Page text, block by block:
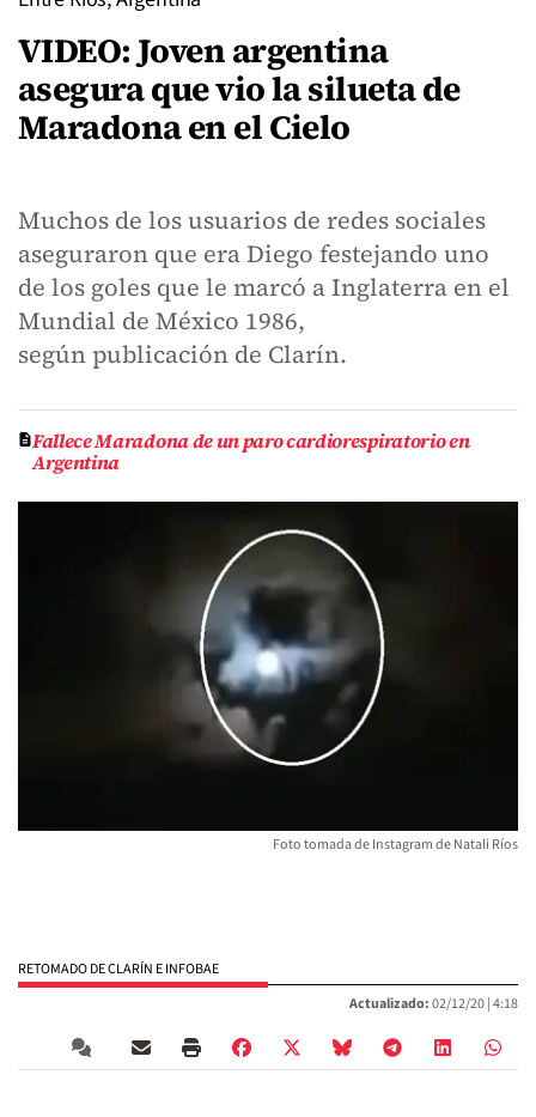
VIDEO: Joven argentina
asegura que vio la silueta de
Maradona en el Cielo
Muchos de los usuarios de redes sociales
aseguraron que era Diego festejando uno
de los goles que le marcó a Inglaterra en el
Mundial de México 1986,
según publicación de Clarín.
Fallece Maradona de un paro cardiorespiratorio en
Argentina
Foto tomada de Instagram de Natali Ríos
RETOMADO DE CLARÍN E INFOBAE
Actualizado:02/12/20 |4:18